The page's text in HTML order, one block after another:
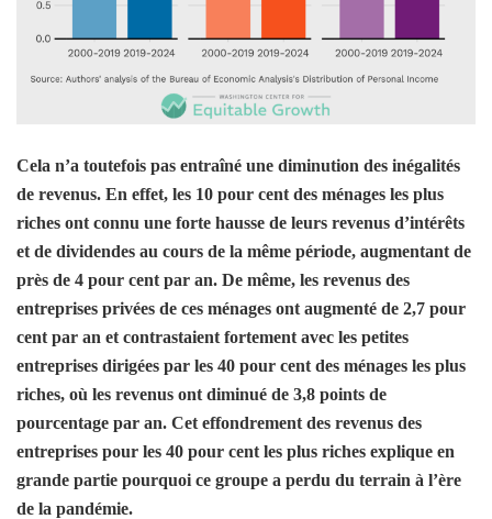
Cela n’a toutefois pas entraîné une diminution des inégalités
de revenus. En effet, les 10 pour cent des ménages les plus
riches ont connu une forte hausse de leurs revenus d’intérêts
et de dividendes au cours de la même période, augmentant de
près de 4 pour cent par an. De même, les revenus des
entreprises privées de ces ménages ont augmenté de 2,7 pour
cent par an et contrastaient fortement avec les petites
entreprises dirigées par les 40 pour cent des ménages les plus
riches, où les revenus ont diminué de 3,8 points de
pourcentage par an. Cet effondrement des revenus des
entreprises pour les 40 pour cent les plus riches explique en
grande partie pourquoi ce groupe a perdu du terrain à l’ère
de la pandémie.